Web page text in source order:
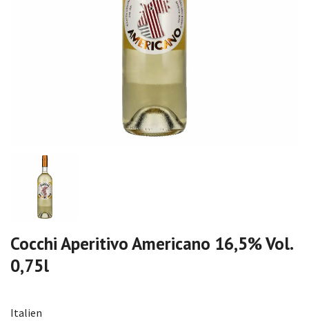
Cocchi Aperitivo Americano 16,5% Vol.
0,75l
Italien